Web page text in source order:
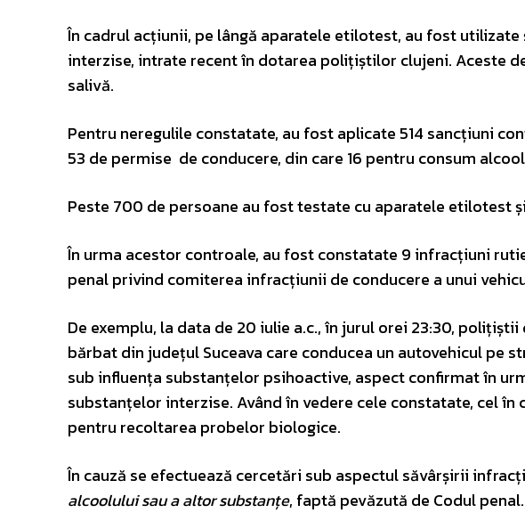
În cadrul acțiunii, pe lângă aparatele etilotest, au fost
interzise, intrate recent în dotarea polițiștilor clujeni. Aceste
salivă.
Pentru neregulile constatate, au fost aplicate 514 sancțiuni
53 de permise de conducere, din care 16 pentru consum
Peste 700 de persoane au fost testate cu aparatele etilotest
În urma acestor controale, au fost constatate 9 infracțiuni
penal privind comiterea infracțiunii de conducere a unui
De exemplu, la data de 20 iulie a.c., în jurul orei 23:30,
bărbat din județul Suceava care conducea un autovehicul pe
sub influența substanțelor psihoactive, aspect confirmat în
substanțelor interzise. Având în vedere cele constatate, cel
pentru recoltarea probelor biologice.
În cauză se efectuează cercetări sub aspectul săvârșirii
alcoolului sau a altor substanțe, faptă pevăzută de Codul penal.